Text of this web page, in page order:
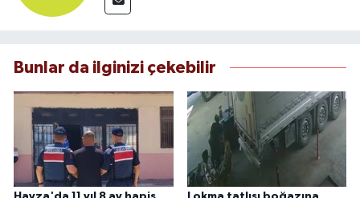
Bunlar da ilginizi çekebilir